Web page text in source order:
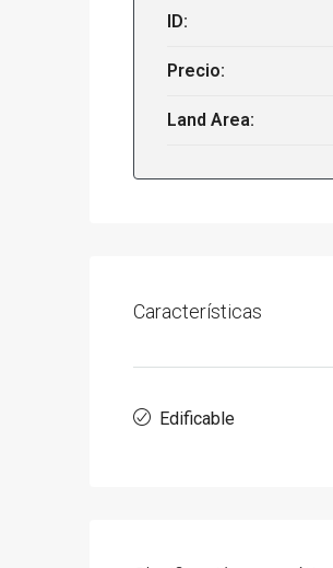
ID:
Precio:
Land Area:
Características
Edificable